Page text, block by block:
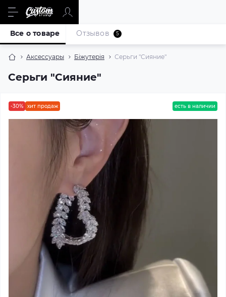
Аксессуары Біжутерія Серьги "Сияние"
Серьги "Сияние"
Все о товаре Отзывов 5
-30% хит продаж есть в наличии